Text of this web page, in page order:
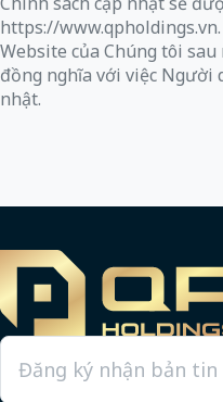
https://www.qpholdings.vn
Website của Chúng tôi
đồng nghĩa với việc Người
nhật.
Email